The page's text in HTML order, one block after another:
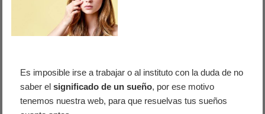
Es imposible irse a trabajar o al instituto con la duda de no
saber elsignificado de un sueño, por ese motivo
tenemos nuestra web, para que resuelvas tus sueños